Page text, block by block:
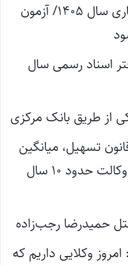
آغاز ثبت‌نام آزمون دفتریاری سال ۱۴۰۵/ آزمون
اسناد رسمی سال
از طریق بانک مرکزی
تسهیل، میانگین
سنی قبول‌شدگان آزمون وکالت حدود ۱۰ سال
حمیدرضا رجب‌زاده
وکلایی داریم که